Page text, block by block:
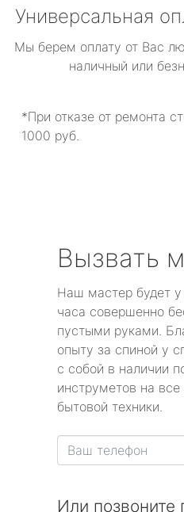
Универсальная
Мы берем оплату от Вас
наличный или
*При отказе от ремонта
1000 руб.
Вызвать
Наш мастер будет у
часа совершенно
пустыми руками.
опыту за спиной у
с собой в наличии
инструметов на
бытовой техники.
Или позвоните